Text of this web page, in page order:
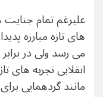
علیرغم تمام
های تازه مبارزه
می رسد ولی در
انقلابی تجربه های
مانند گردهمایی